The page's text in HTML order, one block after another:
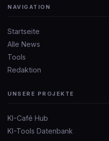
NAVIGATION
Startseite
Alle News
Tools
Redaktion
UNSERE PROJEKTE
KI-Café Hub
KI-Tools Datenbank